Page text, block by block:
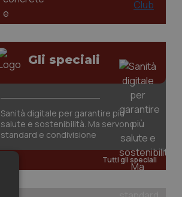
Gli speciali
Sanità digitale per garantire più
salute e sostenibilità. Ma servono
standard e condivisione
Tutti gli speciali